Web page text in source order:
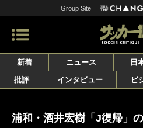
Group Site
新着 ニュース 日
批評
インタビュー ビ
浦和・酒井宏樹「J復帰」